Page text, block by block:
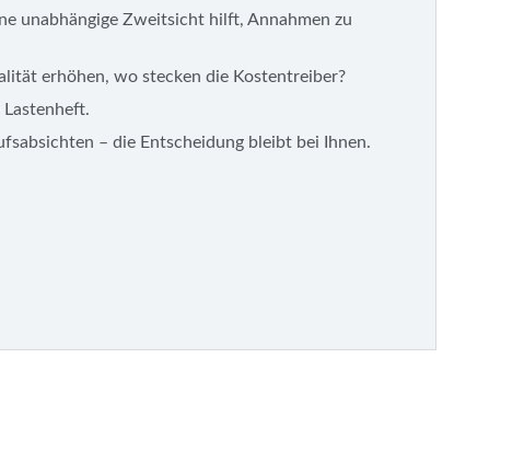
unabhängige Zweitsicht hilft, Annahmen zu
erhöhen, wo stecken die Kostentreiber?
Lastenheft.
– die Entscheidung bleibt bei Ihnen.